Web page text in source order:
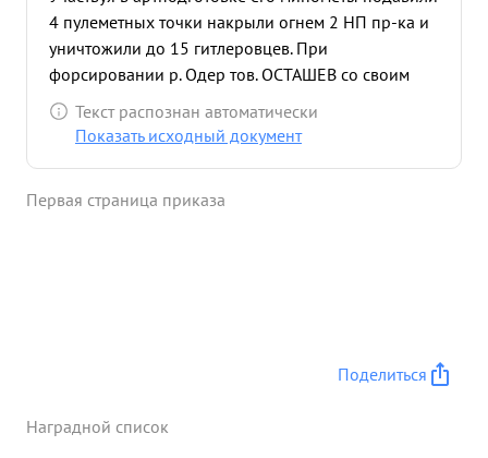
4 пулеметных точки накрыли огнем 2 НП пр-ка и
уничтожили до 15 гитлеровцев. При
форсировании р. Одер тов. ОСТАШЕВ со своим
взводом одновременно с пехотой переправился
на западный берег реки и немедленно открыл
отражении контратак пр-ка огнем своих
Текст распознан автоматически
Показать исходный документ
Первая страница приказа
Поделиться
Наградной список